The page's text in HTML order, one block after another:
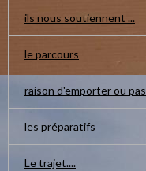
ils nous soutiennent ...
le parcours
raison d'emporter ou pas
les préparatifs
Le trajet....